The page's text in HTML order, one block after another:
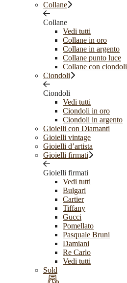
Collane
Collane
Vedi tutti
Collane in oro
Collane in argento
Collane punto luce
Collane con ciondoli
Ciondoli
Ciondoli
Vedi tutti
Ciondoli in oro
Ciondoli in argento
Gioielli con Diamanti
Gioielli vintage
Gioielli d’artista
Gioielli firmati
Gioielli firmati
Vedi tutti
Bulgari
Cartier
Tiffany
Gucci
Pomellato
Pasquale Bruni
Damiani
Re Carlo
Vedi tutti
Sold